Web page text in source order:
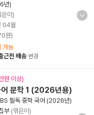
년)
은이)
04월
원)
가능
근전 배송 변경
원 이상)
문학 1 (2026년용)
필독 중학 국어 (2026년)
부 (엮은이)